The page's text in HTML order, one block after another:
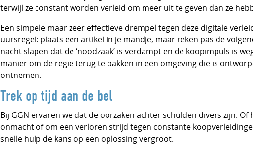
terwijl ze constant worden verleid om meer uit te geven dan ze
Een simpele maar zeer effectieve drempel tegen deze digitale
uursregel: plaats een artikel in je mandje, maar reken pas de
nacht slapen dat de ‘noodzaak’ is verdampt en de koopimpuls is
manier om de regie terug te pakken in een omgeving die is
ontnemen.
Trek op tijd aan de bel
Bij GGN ervaren we dat de oorzaken achter schulden divers zijn.
onmacht of om een verloren strijd tegen constante
snelle hulp de kans op een oplossing vergroot.